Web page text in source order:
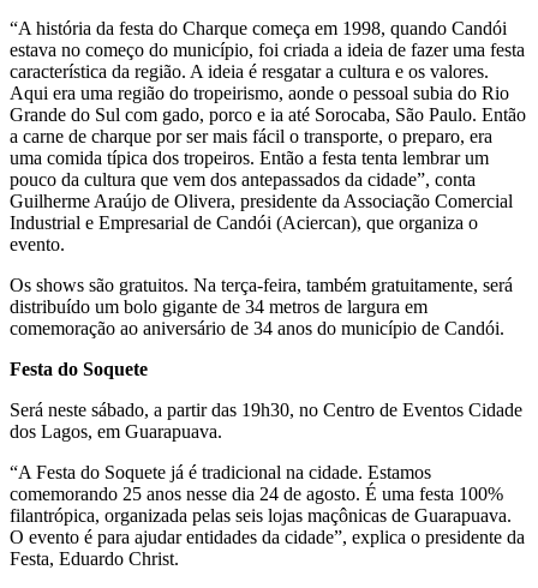
“A história da festa do Charque começa em 1998, quando Candói
estava no começo do município, foi criada a ideia de fazer uma festa
característica da região. A ideia é resgatar a cultura e os valores.
Aqui era uma região do tropeirismo, aonde o pessoal subia do Rio
Grande do Sul com gado, porco e ia até Sorocaba, São Paulo. Então
a carne de charque por ser mais fácil o transporte, o preparo, era
uma comida típica dos tropeiros. Então a festa tenta lembrar um
pouco da cultura que vem dos antepassados da cidade”, conta
Guilherme Araújo de Olivera, presidente da Associação Comercial
Industrial e Empresarial de Candói (Aciercan), que organiza o
evento.
Os shows são gratuitos. Na terça-feira, também gratuitamente, será
distribuído um bolo gigante de 34 metros de largura em
comemoração ao aniversário de 34 anos do município de Candói.
Festa do Soquete
Será neste sábado, a partir das 19h30, no Centro de Eventos Cidade
dos Lagos, em Guarapuava.
“A Festa do Soquete já é tradicional na cidade. Estamos
comemorando 25 anos nesse dia 24 de agosto. É uma festa 100%
filantrópica, organizada pelas seis lojas maçônicas de Guarapuava.
O evento é para ajudar entidades da cidade”, explica o presidente da
Festa, Eduardo Christ.